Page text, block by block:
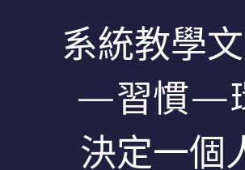
系統教學
—習慣—
決定一個